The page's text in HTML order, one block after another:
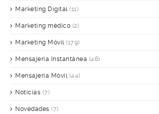
Marketing Digital (11)
Marketing médico (2)
Marketing Móvil (179)
Mensajería Instantánea (46)
Mensajería Móvil (44)
Noticias (7)
Novedades (7)